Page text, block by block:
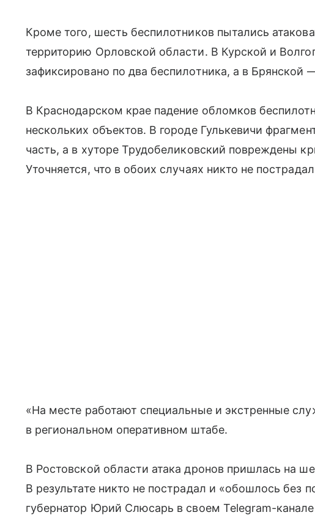
Кроме того, шесть беспилотников пытались
территорию Орловской области. В Курской и
зафиксировано по два беспилотника, а в Брянской
В Краснодарском крае падение обломков
нескольких объектов. В городе Гулькевичи
часть, а в хуторе Трудобеликовский повреждены
Уточняется, что в обоих случаях никто не
«На месте работают специальные и экстренные
в региональном оперативном штабе.
В Ростовской области атака дронов пришлась на
В результате никто не пострадал и «обошлось без
губернатор Юрий Слюсарь в своем Telegram-